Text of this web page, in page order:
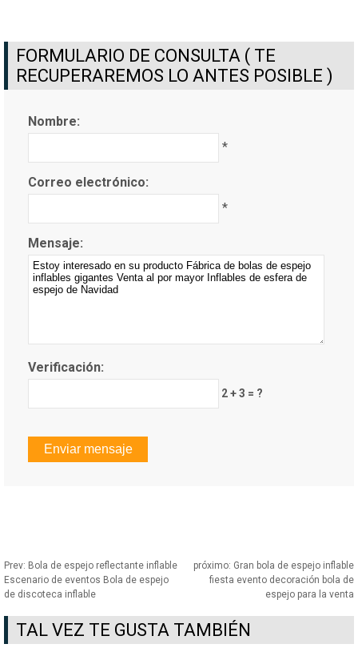
FORMULARIO DE CONSULTA ( TE
RECUPERAREMOS LO ANTES POSIBLE )
Nombre:
*
Correo electrónico:
*
Mensaje:
Verificación:
2 + 3 = ?
Prev: Bola de espejo reflectante inflable
Escenario de eventos Bola de espejo
de discoteca inflable
próximo: Gran bola de espejo inflable
fiesta evento decoración bola de
espejo para la venta
TAL VEZ TE GUSTA TAMBIÉN